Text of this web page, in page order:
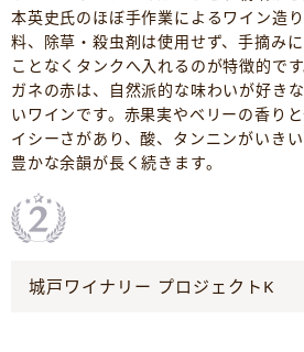
本英史氏のほぼ手作業によるワイン造
料、除草・殺虫剤は使用せず、手摘み
ことなくタンクへ入れるのが特徴的で
ガネの赤は、自然派的な味わいが好き
いワインです。赤果実やベリーの香り
イシーさがあり、酸、タンニンがいき
豊かな余韻が長く続きます。
城戸ワイナリー プロジェクトK